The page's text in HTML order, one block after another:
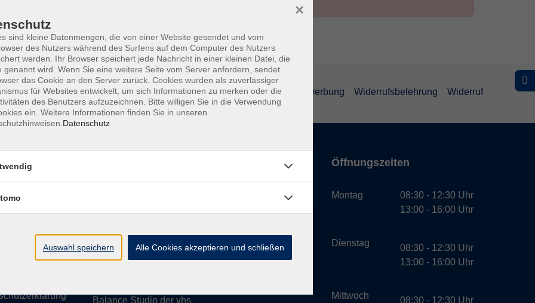
Barrierefreiheit AGB Datenschutzerklärung Datenschutz Bewerbung Widerrufsbelehrung Widerruf
Tel. 0961 48178-0
Fax 0961 48178-55
Balance Studio der vhs
Öffnungszeiten
Montag
Dienstag
Mittwoch
08:30 - 12:30 Uhr
13:00 - 16:00 Uhr
08:30 - 12:30 Uhr
13:00 - 16:00 Uhr
08:30 - 12:30 Uhr
sind kleine Datenmengen, die von einer Website gesendet und vom
des Nutzers während des Surfens auf dem Computer des Nutzers
werden. Ihr Browser speichert jede Nachricht in einer kleinen Datei, die
genannt wird. Wenn Sie eine weitere Seite vom Server anfordern, sendet
das Cookie an den Server zurück. Cookies wurden als zuverlässiger
für Websites entwickelt, um sich Informationen zu merken oder die
des Benutzers aufzuzeichnen. Bitte willigen Sie in die Verwendung
ein. Weitere Informationen finden Sie in unseren
Datenschutz
×
Auswahl speichern Alle Cookies akzeptieren und schließen